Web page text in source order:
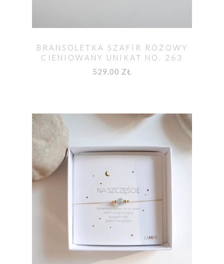
BRANSOLETKA SZAFIR RÓŻOWY
CIENIOWANY UNIKAT NO. 263
529,00 ZŁ